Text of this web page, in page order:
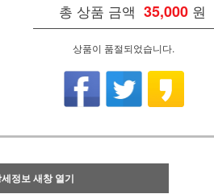
총 상품 금액 35,000 원
상품이 품절되었습니다.
정보 새창 열기